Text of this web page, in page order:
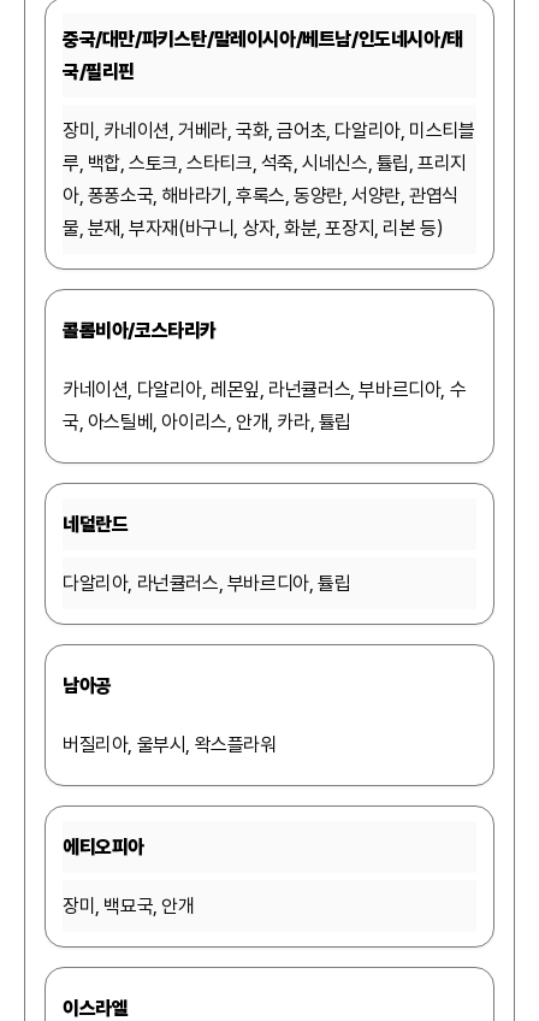
중국/대만/파키스탄/말레이시아/베트남/인도네시아/태
국/필리핀
장미, 카네이션, 거베라, 국화, 금어초, 다알리아, 미스티블
루, 백합, 스토크, 스타티크, 석죽, 시네신스, 튤립, 프리지
아, 퐁퐁소국, 해바라기, 후록스, 동양란, 서양란, 관엽식
물, 분재, 부자재(바구니, 상자, 화분, 포장지, 리본 등)
콜롬비아/코스타리카
카네이션, 다알리아, 레몬잎, 라넌큘러스, 부바르디아, 수
국, 아스틸베, 아이리스, 안개, 카라, 튤립
네덜란드
다알리아, 라넌큘러스, 부바르디아, 튤립
남아공
버질리아, 울부시, 왁스플라워
에티오피아
장미, 백묘국, 안개
이스라엘